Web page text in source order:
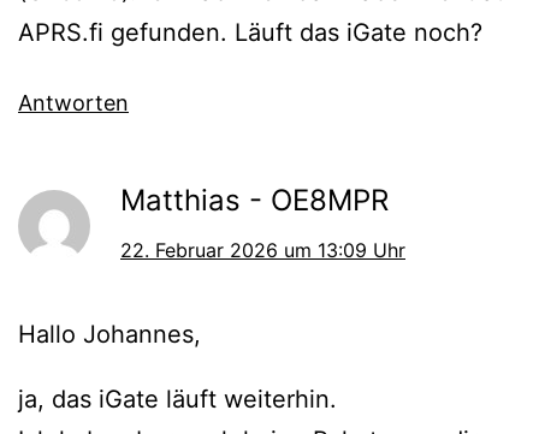
APRS.fi gefunden. Läuft das iGate noch?
Antworten
Matthias - OE8MPR
22. Februar 2026 um 13:09 Uhr
Hallo Johannes,
ja, das iGate läuft weiterhin.